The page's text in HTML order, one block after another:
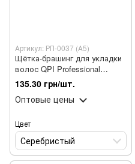
Артикул: РП-0037 (А5)
Щётка-брашинг для укладки
волос QPI Professional
круглая антистатическая
РП-0037 (А5)
135.30 грн/шт.
Оптовые цены
Цвет
Серебристый